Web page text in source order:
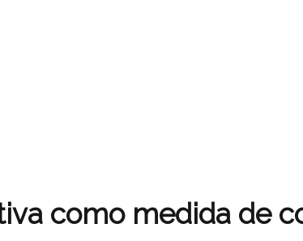
como medida de